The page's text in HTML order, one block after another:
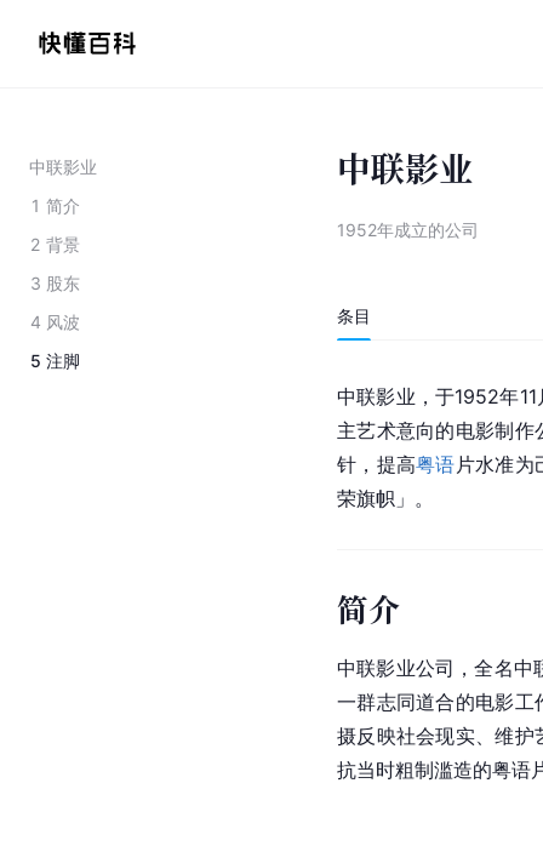
中联影业
1 简介
2 背景
3 股东
4 风波
5 注脚
中联影业
1952年成立的公司
条目
中联影业，于1952年
主艺术意向的电影制作
针，提高粤语 片水准
荣旗帜」。
简介
中联影业公司，全名中
一群志同道合的电影工
摄反映社会现实、维护
抗当时粗制滥造的粤语